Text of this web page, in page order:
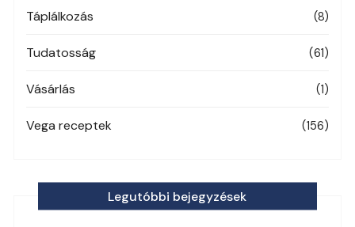
Táplálkozás (8)
Tudatosság (61)
Vásárlás (1)
Vega receptek (156)
Legutóbbi bejegyzések